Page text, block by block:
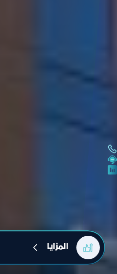
المزايا